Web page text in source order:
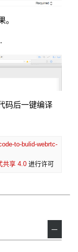
。
码后一键编译
to-bulid-webrtc-
共享 4.0进行许可
－